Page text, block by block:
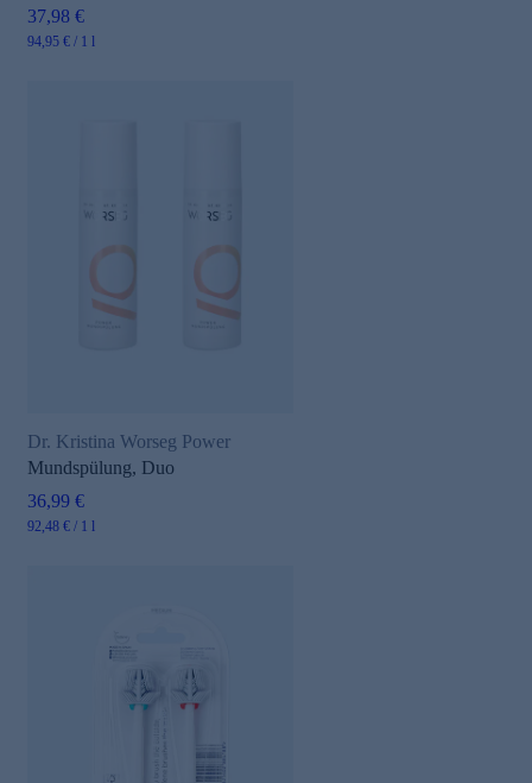
37,98 €
94,95 € / 1 l
Dr. Kristina Worseg Power
Mundspülung, Duo
36,99 €
92,48 € / 1 l